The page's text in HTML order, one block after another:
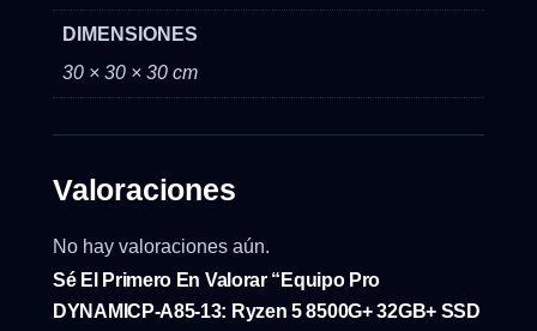
DIMENSIONES
30 × 30 × 30 cm
Valoraciones
No hay valoraciones aún.
Sé El Primero En Valorar “Equipo Pro
DYNAMICP-A85-13: Ryzen 5 8500G+ 32GB+ SSD